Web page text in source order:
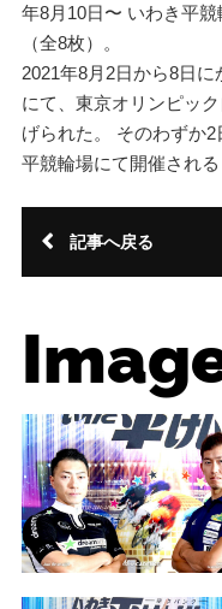
年8月10日〜 いわき平
（全8枚）。
2021年8月2日から8日
にて、東京オリンピッ
げられた。 そのわずか
平競輪場にて開催され
記事へ戻る